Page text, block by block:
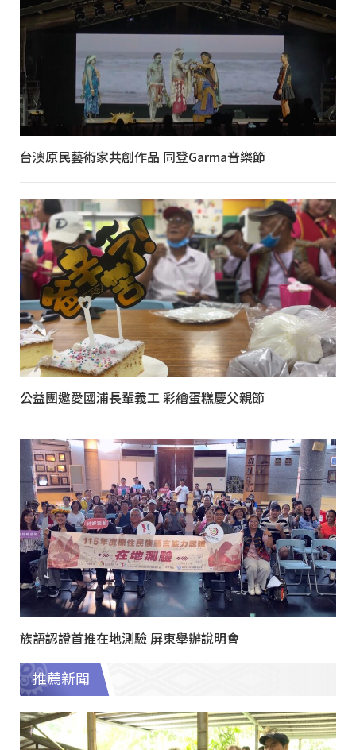
台澳原民藝術家共創作品 同登Garma音樂節
公益團邀愛國浦長輩義工 彩繪蛋糕慶父親節
族語認證首推在地測驗 屏東舉辦說明會
推薦新聞